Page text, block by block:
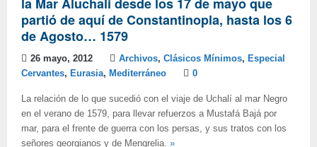
partió de aquí de Constantinopla, hasta los 6
de Agosto… 1579
26 mayo, 2012 Archivos, Clásicos Mínimos, Especial
Cervantes, Eurasia, Mediterráneo 0
La relación de lo que sucedió con el viaje de Uchalí al mar Negro
en el verano de 1579, para llevar refuerzos a Mustafá Bajá por
mar, para el frente de guerra con los persas, y sus tratos con los
señores georgianos y de Mengrelia. »